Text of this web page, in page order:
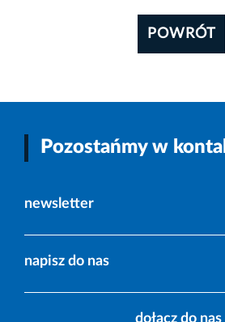
POWRÓT
Pozostańmy w
newsletter
napisz do nas
dołącz do nas